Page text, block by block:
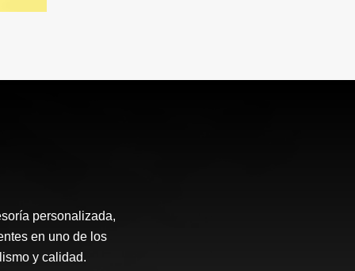
personalizada,
en uno de los
y calidad.